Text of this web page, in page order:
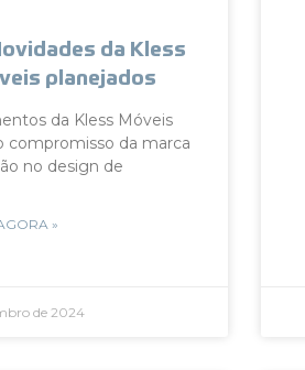
da Kless
planejados
da Kless Móveis
compromisso da marca
no design de
»
de 2024